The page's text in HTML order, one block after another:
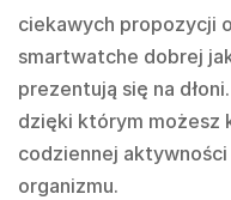
ciekawych propozycji
smartwatche dobrej
prezentują się na
dzięki którym możesz
codziennej
organizmu.